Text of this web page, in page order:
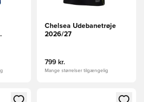
Chelsea Udebanetrøje
2026/27
799 kr.
Mange størrelser tilgængelig
at logge ind eller tilmelde dig som
Åbner en Modal til at logge